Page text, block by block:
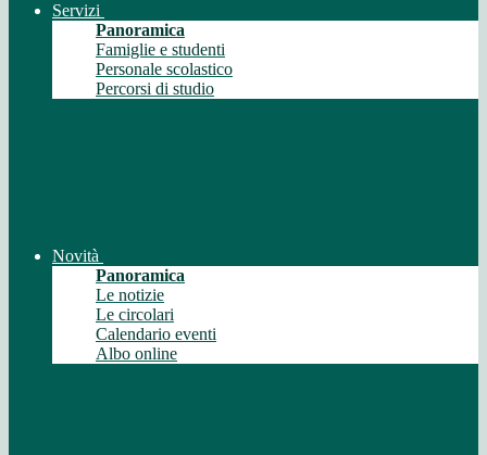
Servizi
Panoramica
Famiglie e studenti
Personale scolastico
Percorsi di studio
Novità
Panoramica
Le notizie
Le circolari
Calendario eventi
Albo online